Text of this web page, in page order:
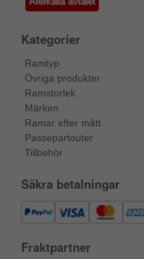
Kategorier
Ramtyp
Övriga produkter
Ramstorlek
Märken
Ramar efter mått
Passepartouter
Tillbehör
Säkra betalningar
Fraktpartner